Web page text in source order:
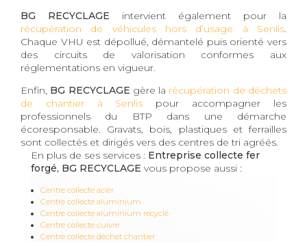
BG RECYCLAGE intervient également pour la
récupération de véhicules hors d’usage à Senlis.
Chaque VHU est dépollué, démantelé puis orienté vers
des circuits de valorisation conformes aux
réglementations en vigueur.
Enfin, BG RECYCLAGE gère la récupération de déchets
de chantier à Senlis pour accompagner les
professionnels du BTP dans une démarche
écoresponsable. Gravats, bois, plastiques et ferrailles
sont collectés et dirigés vers des centres de tri agréés.
En plus de ses services : Entreprise collecte fer
forgé, BG RECYCLAGE vous propose aussi :
Centre collecte acier
Centre collecte aluminium
Centre collecte aluminium recyclé
Centre collecte cuivre
Centre collecte déchet chantier